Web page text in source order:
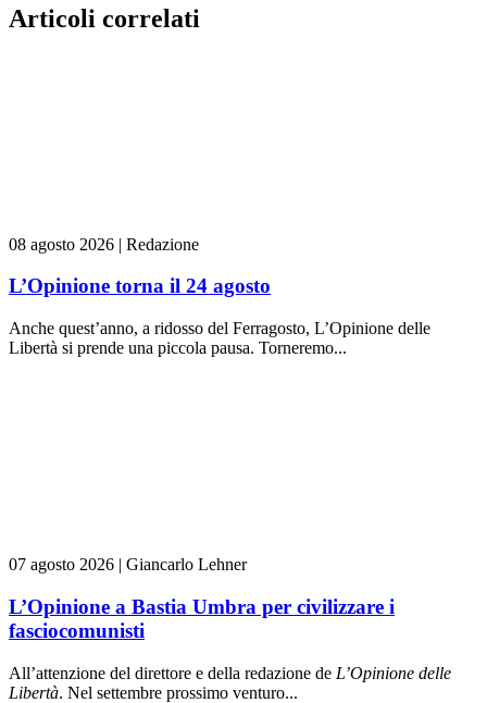
Articoli correlati
08 agosto 2026 | Redazione
L’Opinione torna il 24 agosto
Anche quest’anno, a ridosso del Ferragosto, L’Opinione delle
Libertà si prende una piccola pausa. Torneremo...
07 agosto 2026 | Giancarlo Lehner
L’Opinione a Bastia Umbra per civilizzare i
fasciocomunisti
All’attenzione del direttore e della redazione de L’Opinione delle
Libertà. Nel settembre prossimo venturo...